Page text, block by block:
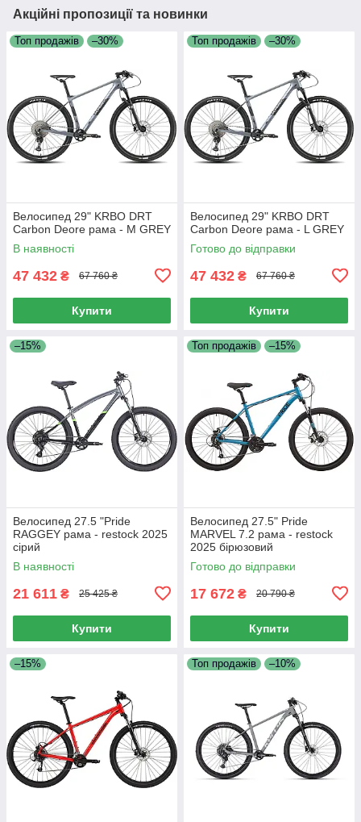
Акційні пропозиції та новинки
Топ продажів –30%
Велосипед 29" KRBO DRT
Carbon Deore рама - M GREY
В наявності
47 432 ₴ 67 760 ₴
Купити
Топ продажів –30%
Велосипед 29" KRBO DRT
Carbon Deore рама - L GREY
Готово до відправки
47 432 ₴ 67 760 ₴
Купити
–15%
Велосипед 27.5 "Pride
RAGGEY рама - restock 2025
сірий
В наявності
21 611 ₴ 25 425 ₴
Купити
Топ продажів –15%
Велосипед 27.5" Pride
MARVEL 7.2 рама - restock
2025 бірюзовий
Готово до відправки
17 672 ₴ 20 790 ₴
Купити
–15% Топ продажів –10%